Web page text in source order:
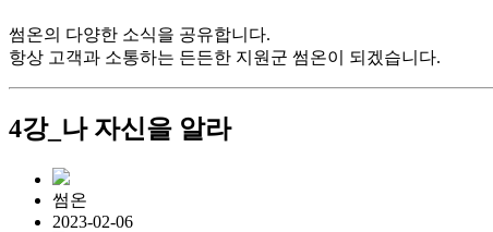
썸온의 다양한 소식을 공유합니다.
항상 고객과 소통하는 든든한 지원군 썸온이 되겠습니다.
4강_나 자신을 알라
썸온
2023-02-06